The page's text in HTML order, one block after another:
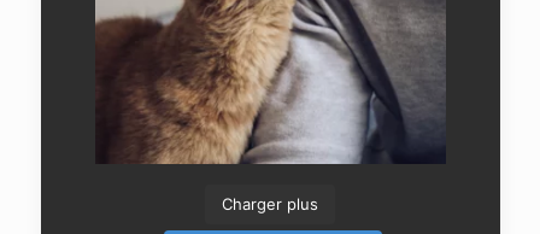
Charger plus